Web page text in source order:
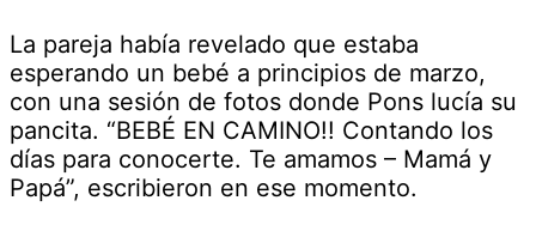
La pareja había revelado que estaba
esperando un bebé a principios de marzo,
con una sesión de fotos donde Pons lucía su
pancita. “BEBÉ EN CAMINO!! Contando los
días para conocerte. Te amamos – Mamá y
Papá”, escribieron en ese momento.